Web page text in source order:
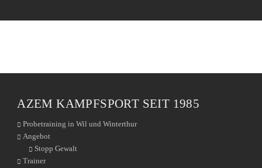
AZEM KAMPFSPORT SEIT 1985
Probetraining in Wil und Winterthur
Angebot
Stopp Gewalt
Trainer